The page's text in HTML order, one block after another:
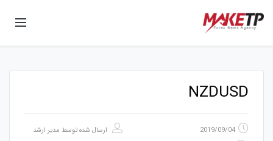
NZDUSD
2019/09/04 ارسال شده توسط مدیر ارشد